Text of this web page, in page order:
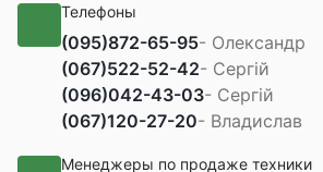
Телефоны
(095)872-65-95- Олександр
(067)522-52-42- Сергій
(096)042-43-03- Сергій
(067)120-27-20- Владислав
Менеджеры по продаже техники